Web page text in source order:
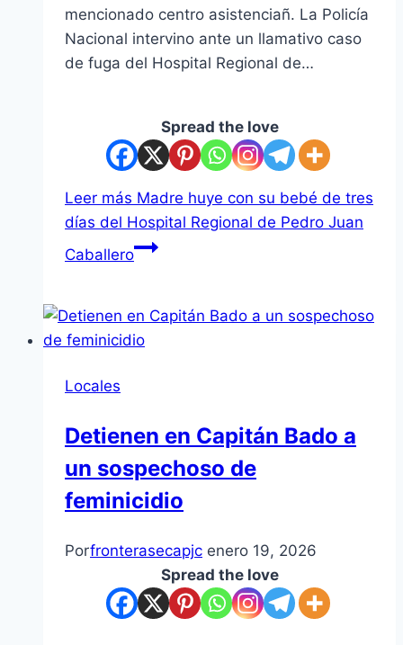
mencionado centro asistenciañ. La Policía
Nacional intervino ante un llamativo caso
de fuga del Hospital Regional de…
Spread the love
Leer más Madre huye con su bebé de tres
días del Hospital Regional de Pedro Juan
Caballero
Locales
Detienen en Capitán Bado a
un sospechoso de
feminicidio
Porfronterasecapjc enero 19, 2026
Spread the love